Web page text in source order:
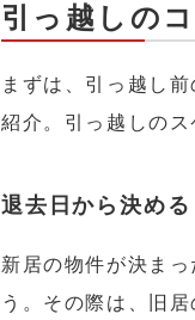
引っ越しの
まずは、引っ越し
紹介。引っ越しのス
退去日から決める
新居の物件が決ま
う。その際は、旧